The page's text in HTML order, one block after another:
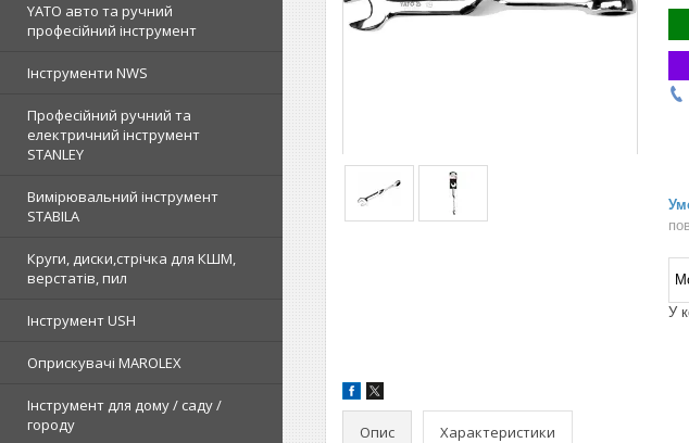
YATO авто та ручний
професійний інструмент
Інструменти NWS
Професійний ручний та
електричний інструмент
STANLEY
Вимірювальний інструмент
STABILA
Круги, диски,стрічка для КШМ,
верстатів, пил
Інструмент USH
Оприскувачі MAROLEX
Інструмент для дому / саду /
городу
У
Опис Характеристики